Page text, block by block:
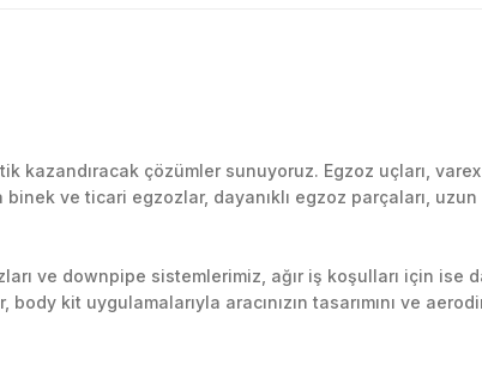
Yorum Yaz
kazandıracak çözümler sunuyoruz. Egzoz uçları,
ve ticari egzozlar, dayanıklı egzoz parçaları,
ve downpipe sistemlerimiz, ağır iş koşulları için ise
kit uygulamalarıyla aracınızın tasarımını ve